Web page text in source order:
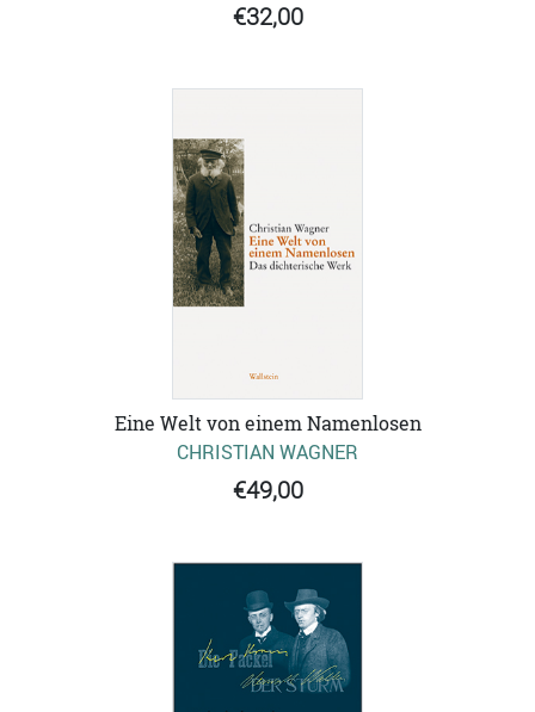
€32,00
Eine Welt von einem Namenlosen
CHRISTIAN WAGNER
€49,00